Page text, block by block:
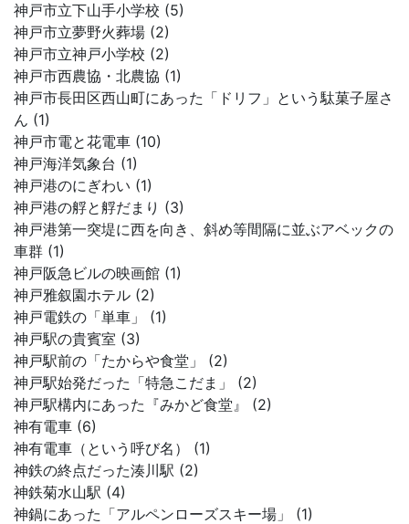
神戸市立下山手小学校 (5)
神戸市立夢野火葬場 (2)
神戸市立神戸小学校 (2)
神戸市西農協・北農協 (1)
神戸市長田区西山町にあった「ドリフ」という駄菓子屋さ
ん (1)
神戸市電と花電車 (10)
神戸海洋気象台 (1)
神戸港のにぎわい (1)
神戸港の艀と艀だまり (3)
神戸港第一突堤に西を向き、斜め等間隔に並ぶアベックの
車群 (1)
神戸阪急ビルの映画館 (1)
神戸雅叙園ホテル (2)
神戸電鉄の「単車」 (1)
神戸駅の貴賓室 (3)
神戸駅前の「たからや食堂」 (2)
神戸駅始発だった「特急こだま」 (2)
神戸駅構内にあった『みかど食堂』 (2)
神有電車 (6)
神有電車（という呼び名） (1)
神鉄の終点だった湊川駅 (2)
神鉄菊水山駅 (4)
神鍋にあった「アルペンローズスキー場」 (1)